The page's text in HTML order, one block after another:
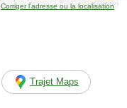
Corriger l’adresse ou la localisation
Trajet Maps